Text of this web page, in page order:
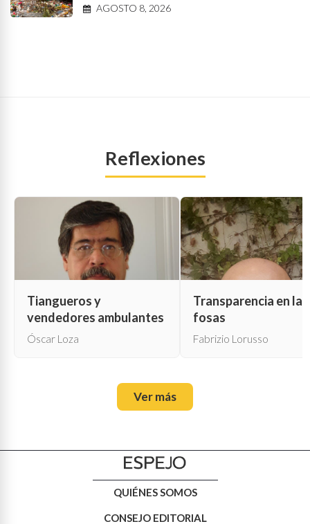
AGOSTO 8, 2026
Reflexiones
Tiangueros y
vendedores ambulantes
Óscar Loza
Transparencia en las
fosas
Fabrizio Lorusso
Ver más
QUIÉNES SOMOS
CONSEJO EDITORIAL